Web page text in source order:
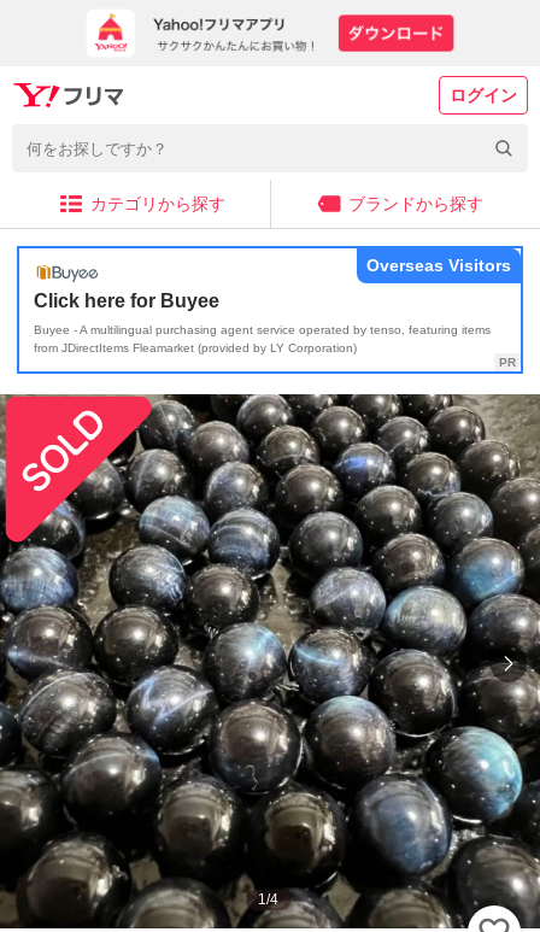
ログイン
カテゴリから探す ブランドから探す
Click here for Buyee
Buyee - A multilingual purchasing agent service operated by tenso, featuring items
from JDirectItems Fleamarket (provided by LY Corporation)
Overseas Visitors
1/4